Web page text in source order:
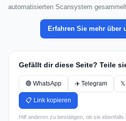
automatisierten Scansystem
Erfahren Sie mehr über
Gefällt dir diese Seite? Teile
🟢 WhatsApp ✈️ Telegram 𝕏
📋 Link kopieren
Hilf anderen zu bestätigen, ob sie ebenfalls